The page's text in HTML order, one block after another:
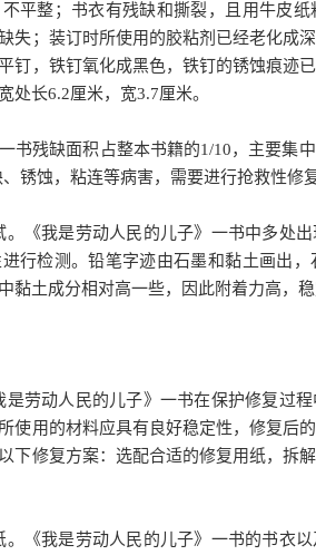
平整；书衣有残缺和撕裂，且用牛皮纸
失；装订时所使用的胶粘剂已经老化成
钉，铁钉氧化成黑色，铁钉的锈蚀痕迹
处长6.2厘米，宽3.7厘米。
残缺面积占整本书籍的1/10，主要集
锈蚀，粘连等病害，需要进行抢救性修复
我是劳动人民的儿子》一书中多处出
行检测。铅笔字迹由石墨和黏土画出
黏土成分相对高一些，因此附着力高，稳
动人民的儿子》一书在保护修复过程
使用的材料应具有良好稳定性，修复后
下修复方案：选配合适的修复用纸，拆
我是劳动人民的儿子》一书的书衣以